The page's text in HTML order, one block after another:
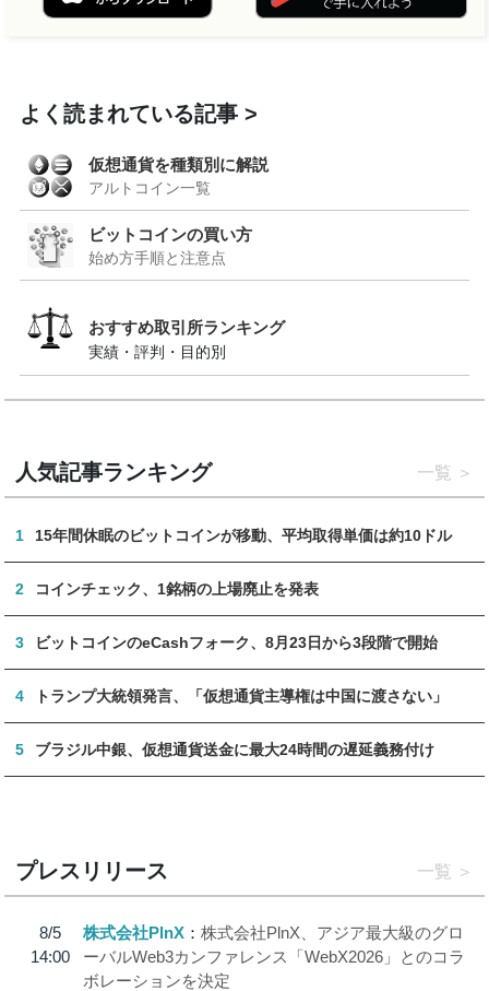
よく読まれている記事
仮想通貨を種類別に解説
アルトコイン一覧
ビットコインの買い方
始め方手順と注意点
おすすめ取引所ランキング
実績・評判・目的別
人気記事ランキング 一覧
1 15年間休眠のビットコインが移動、平均取得単価は約10ドル
2 コインチェック、1銘柄の上場廃止を発表
3 ビットコインのeCashフォーク、8月23日から3段階で開始
4 トランプ大統領発言、「仮想通貨主導権は中国に渡さない」
5 ブラジル中銀、仮想通貨送金に最大24時間の遅延義務付け
プレスリリース 一覧
8/5
14:00
株式会社PlnX
株式会社PlnX、アジア最大級のグロ
ーバルWeb3カンファレンス「WebX2026」とのコラ
ボレーションを決定